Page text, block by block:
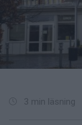
3 min läsning